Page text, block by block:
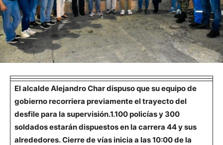
El alcalde Alejandro Char dispuso que su equipo de
gobierno recorriera previamente el trayecto del
desfile para la supervisión.1.100 policías y 300
soldados estarán dispuestos en la carrera 44 y sus
alrededores. Cierre de vías inicia a las 10:00 de la